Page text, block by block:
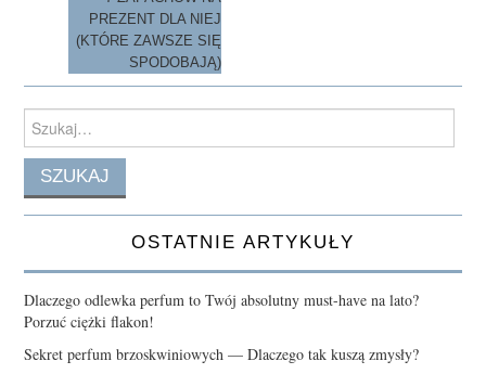
PREZENT DLA NIEJ
(KTÓRE ZAWSZE SIĘ
SPODOBAJĄ)
Search
for:
OSTATNIE ARTYKUŁY
Dlaczego odlewka perfum to Twój absolutny must-have na lato?
Porzuć ciężki flakon!
Sekret perfum brzoskwiniowych — Dlaczego tak kuszą zmysły?